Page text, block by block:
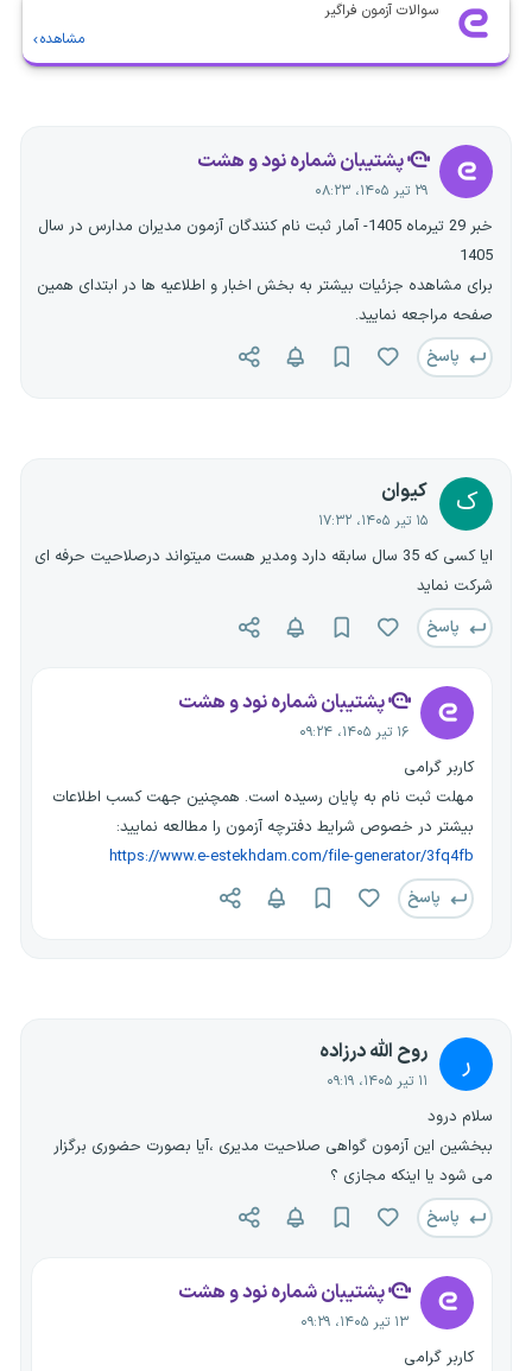
سوالات آزمون فراگیر
مشاهده
پشتیبان شماره نود و هشت
۲۹ تیر ۱۴۰۵، ۰۸:۲۳
خبر 29 تیرماه 1405- آمار ثبت نام کنندگان آزمون مدیران مدارس در سال
1405
برای مشاهده جزئیات بیشتر به بخش اخبار و اطلاعیه ها در ابتدای همین
صفحه مراجعه نمایید.
پاسخ
ک کیوان
۱۵ تیر ۱۴۰۵، ۱۷:۳۲
ایا کسی که 35 سال سابقه دارد ومدیر هست میتواند درصلاحیت حرفه ای
شرکت نماید
پاسخ
پشتیبان شماره نود و هشت
۱۶ تیر ۱۴۰۵، ۰۹:۲۴
کاربر گرامی
مهلت ثبت نام به پایان رسیده است. همچنین جهت کسب اطلاعات
بیشتر در خصوص شرایط دفترچه آزمون را مطالعه نمایید:
https://www.e-estekhdam.com/file-generator/3fq4fb
پاسخ
ر روح الله درزاده
۱۱ تیر ۱۴۰۵، ۰۹:۱۹
سلام درود
ببخشین این آزمون گواهی صلاحیت مدیری ،آیا بصورت حضوری برگزار
می شود یا اینکه مجازی ؟
پاسخ
پشتیبان شماره نود و هشت
۱۳ تیر ۱۴۰۵، ۰۹:۲۹
کاربر گرامی